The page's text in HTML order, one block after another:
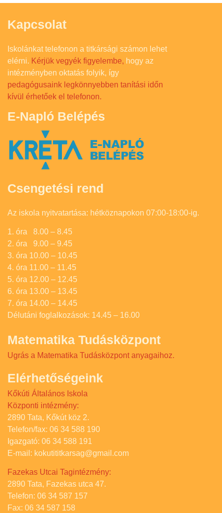
Kapcsolat
Iskolánkat telefonon a titkársági számon lehet
elérni. Kérjük vegyék figyelembe, hogy az
intézményben oktatás folyik, így
pedagógusaink legkönnyebben tanítási időn
kívül érhetőek el telefonon.
E-Napló Belépés
Csengetési rend
Az iskola nyitvatartása: hétköznapokon 07:00-18:00-ig.
1. óra 8.00 – 8.45
2. óra 9.00 – 9.45
3. óra 10.00 – 10.45
4. óra 11.00 – 11.45
5. óra 12.00 – 12.45
6. óra 13.00 – 13.45
7. óra 14.00 – 14.45
Délutáni foglalkozások: 14.45 – 16.00
Matematika Tudásközpont
Ugrás a Matematika Tudásközpont anyagaihoz.
Elérhetőségeink
Kőkúti Általános Iskola
Központi intézmény:
2890 Tata, Kőkút köz 2.
Telefon/fax: 06 34 588 190
Igazgató: 06 34 588 191
E-mail: kokutititkarsag@gmail.com
Fazekas Utcai Tagintézmény:
2890 Tata, Fazekas utca 47.
Telefon: 06 34 587 157
Fax: 06 34 587 158